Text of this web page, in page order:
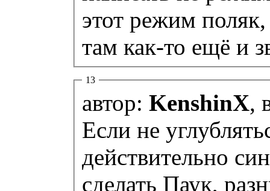
этот режим
там как-то ещё и
13
автор: KenshinX,
Если не
действительно
сделать Паук,